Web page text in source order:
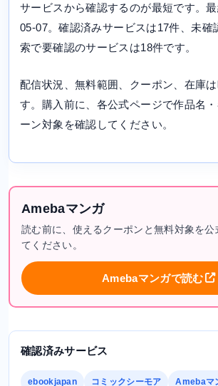
サービスから確認するのが最短です。
05-07。確認済みサービスは17件、未確
索で要確認のサービスは18件です。
配信状況、無料範囲、クーポン、在庫
す。購入前に、各公式ページで作品名
ーン対象を確認してください。
Amebaマンガ
読む前に、使えるクーポンと無料対象を公
てください。
Amebaマンガで読む
確認済みサービス
ebookjapan コミックシーモア Amebaマ